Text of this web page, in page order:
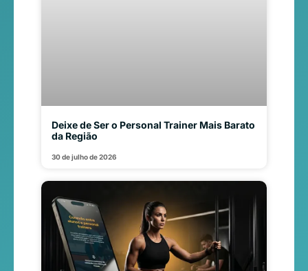
Deixe de Ser o Personal Trainer Mais Barato
da Região
30 de julho de 2026